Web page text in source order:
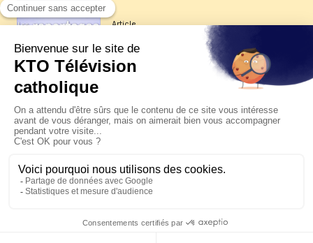
Article
Les reportages d'été 2026 de KTO
La visite pastorale du pape Léon
XIV à Assise à suivre sur KTO le
jeudi 6 août
Le pape en Uruguay, Argentine et
Pérou du 6 au 17 novembre 2026